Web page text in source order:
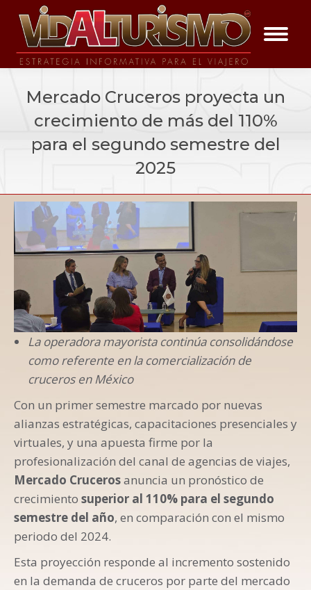
Mercado Cruceros proyecta un
crecimiento de más del 110%
para el segundo semestre del
2025
negocios
La operadora mayorista continúa consolidándose
como referente en la comercialización de
cruceros en México
Con un primer semestre marcado por nuevas
alianzas estratégicas, capacitaciones presenciales y
virtuales, y una apuesta firme por la
profesionalización del canal de agencias de viajes,
Mercado Crucerosanuncia un pronóstico de
crecimiento superior al 110% para el segundo
semestre del año, en comparación con el mismo
periodo del 2024.
Esta proyección responde al incremento sostenido
en la demanda de cruceros por parte del mercado